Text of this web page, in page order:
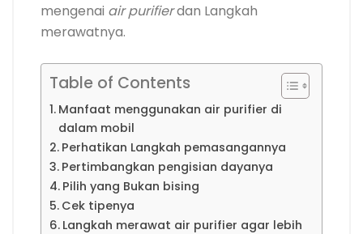
mengenai air purifierdan Langkah
merawatnya.
Table of Contents
Manfaat menggunakan air purifier di
dalam mobil
Perhatikan Langkah pemasangannya
Pertimbangkan pengisian dayanya
Pilih yang Bukan bising
Cek tipenya
Langkah merawat air purifier agar lebih